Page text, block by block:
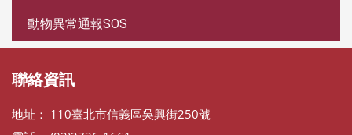
動物異常通報SOS
聯絡資訊
地址： 110臺北市信義區吳興街250號